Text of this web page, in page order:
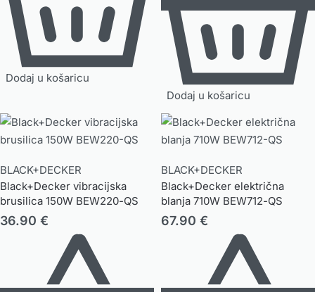
Dodaj u košaricu
Dodaj u košaricu
BLACK+DECKER
Black+Decker vibracijska
brusilica 150W BEW220-QS
36.90 €
BLACK+DECKER
Black+Decker električna
blanja 710W BEW712-QS
67.90 €